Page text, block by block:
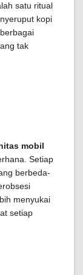
satu ritual
kopi
tak
mobil
Setiap
berbeda-
menyukai
setiap